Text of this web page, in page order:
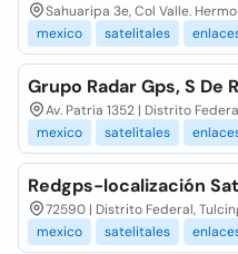
Sahuaripa 3e, Col Valle.
mexico
satelitales
Grupo Radar Gps, S De
Av. Patria 1352 | Distrito
mexico
satelitales
Redgps-localización
72590 | Distrito Federal,
mexico
satelitales